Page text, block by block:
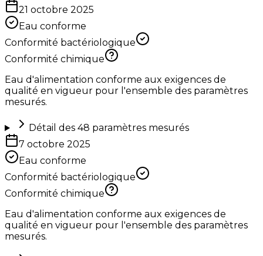
21 octobre 2025
Eau conforme
Conformité bactériologique
Conformité chimique
Eau d'alimentation conforme aux exigences de
qualité en vigueur pour l'ensemble des paramètres
mesurés.
Détail des 48 paramètres mesurés
7 octobre 2025
Eau conforme
Conformité bactériologique
Conformité chimique
Eau d'alimentation conforme aux exigences de
qualité en vigueur pour l'ensemble des paramètres
mesurés.